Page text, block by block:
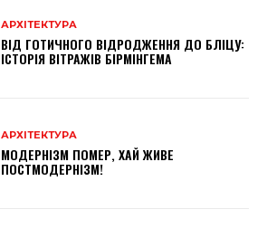
АРХІТЕКТУРА
ВІД ГОТИЧНОГО ВІДРОДЖЕННЯ ДО БЛІЦУ:
ІСТОРІЯ ВІТРАЖІВ БІРМІНГЕМА
АРХІТЕКТУРА
МОДЕРНІЗМ ПОМЕР, ХАЙ ЖИВЕ
ПОСТМОДЕРНІЗМ!